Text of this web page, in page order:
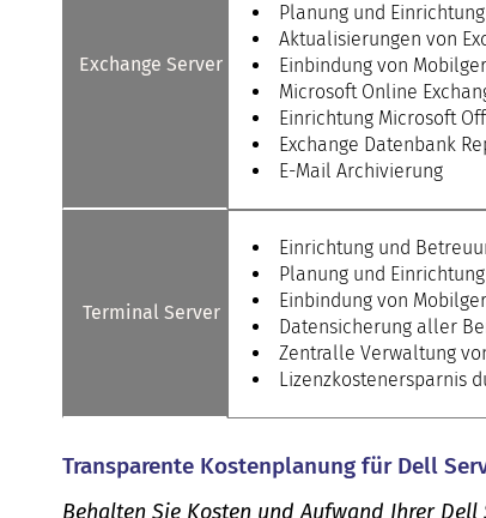
Exchange Server
Planung und
Aktualisierungen von
Einbindung von
Microsoft Online
Einrichtung Microsoft
Exchange Datenbank
E-Mail Archivierung
Terminal Server
Einrichtung und
Planung und
Einbindung von
Datensicherung aller
Zentralle Verwaltung
Lizenzkostenersparnis
Transparente Kostenplanung für Dell
Behalten Sie Kosten und Aufwand Ihrer